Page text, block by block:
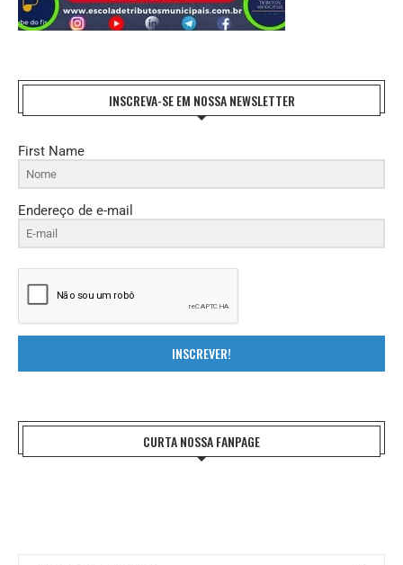
INSCREVA-SE EM NOSSA NEWSLETTER
First Name
Endereço de e-mail
INSCREVER!
CURTA NOSSA FANPAGE